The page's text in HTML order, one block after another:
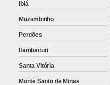
Ibiá
Muzambinho
Perdões
Itambacuri
Santa Vitória
Monte Santo de Minas